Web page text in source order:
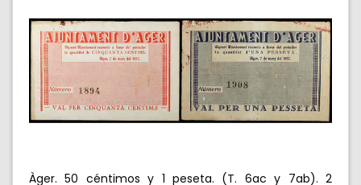
Àger. 50 céntimos y 1 peseta. (T. 6ac y 7ab). 2